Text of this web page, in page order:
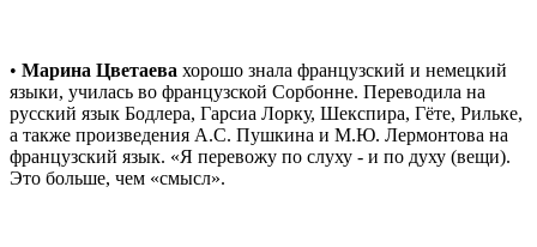
• Марина Цветаева хорошо знала французский и немецкий
языки, училась во французской Сорбонне. Переводила на
русский язык Бодлера, Гарсиа Лорку, Шекспира, Гёте, Рильке,
а также произведения А.С. Пушкина и М.Ю. Лермонтова на
французский язык. «Я перевожу по слуху - и по духу (вещи).
Это больше, чем «смысл».